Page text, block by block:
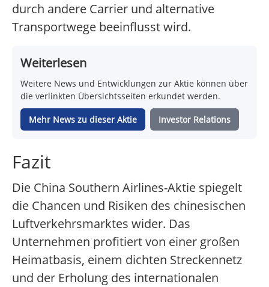
durch andere Carrier und alternative
Transportwege beeinflusst wird.
Weiterlesen
Weitere News und Entwicklungen zur Aktie können über
die verlinkten Übersichtsseiten erkundet werden.
Mehr News zu dieser Aktie Investor Relations
Fazit
Die China Southern Airlines-Aktie spiegelt
die Chancen und Risiken des chinesischen
Luftverkehrsmarktes wider. Das
Unternehmen profitiert von einer großen
Heimatbasis, einem dichten Streckennetz
und der Erholung des internationalen